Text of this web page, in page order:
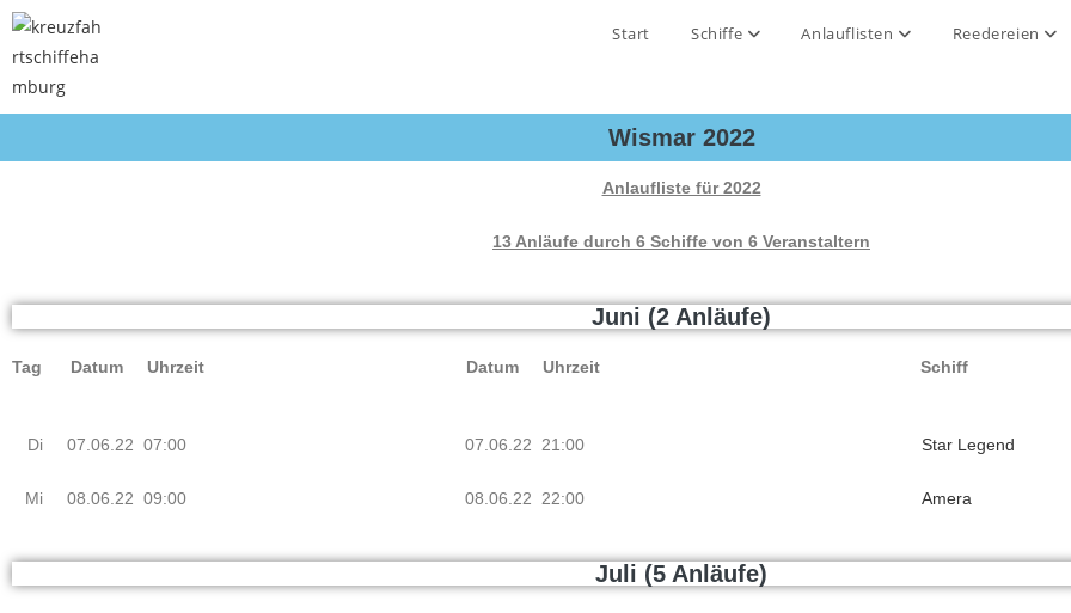
Start Schiffe Anlauflisten Reedereien
Wismar 2022
Anlaufliste für 2022
13 Anläufe durch 6 Schiffe von 6 Veranstaltern
Juni (2 Anläufe)
Tag Datum Uhrzeit Datum Uhrzeit Schiff
Di
Mi
07.06.22 07:00
08.06.22 09:00
07.06.22 21:00
08.06.22 22:00
Star Legend
Amera
Juli (5 Anläufe)